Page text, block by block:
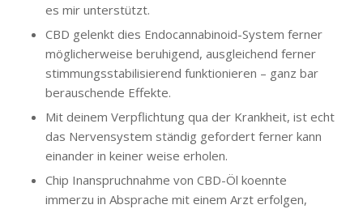
es mir unterstützt.
CBD gelenkt dies Endocannabinoid-System ferner
möglicherweise beruhigend, ausgleichend ferner
stimmungsstabilisierend funktionieren – ganz bar
berauschende Effekte.
Mit deinem Verpflichtung qua der Krankheit, ist echt
das Nervensystem ständig gefordert ferner kann
einander in keiner weise erholen.
Chip Inanspruchnahme von CBD-Öl koennte
immerzu in Absprache mit einem Arzt erfolgen,